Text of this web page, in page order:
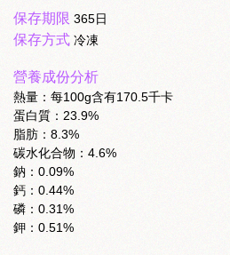
保存期限 365日
保存方式 冷凍
營養成份分析
熱量：每100g含有170.5千卡
蛋白質：23.9%
脂肪：8.3%
碳水化合物：4.6%
鈉：0.09%
鈣：0.44%
磷：0.31%
鉀：0.51%